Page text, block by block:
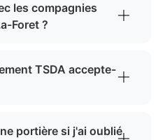
les compagnies
Foret ?
TSDA accepte-
portière si j'ai oublié